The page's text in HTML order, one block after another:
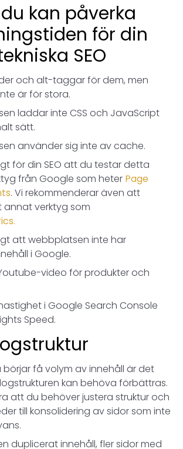
kan påverka
för din
SEO
och alt-taggar för dem, men
är för stora.
laddar inte CSS och JavaScript
sätt.
använder sig inte av cache.
för din SEO att du testar detta
från Google som heter Page
. Vi rekommenderar även att
verktyg som
att webbplatsen inte har
i Google.
video för produkter och
i Google Search Console
Speed.
börjar få volym av innehåll är det
kan behöva förbättras.
att du behöver justera struktur och
till konsolidering av sidor som inte
duplicerat innehåll, fler sidor med